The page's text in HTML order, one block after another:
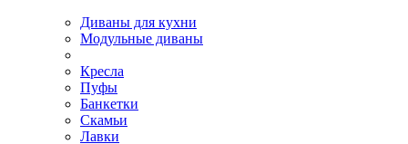
Диваны для кухни
Модульные диваны
Кресла
Пуфы
Банкетки
Скамьи
Лавки